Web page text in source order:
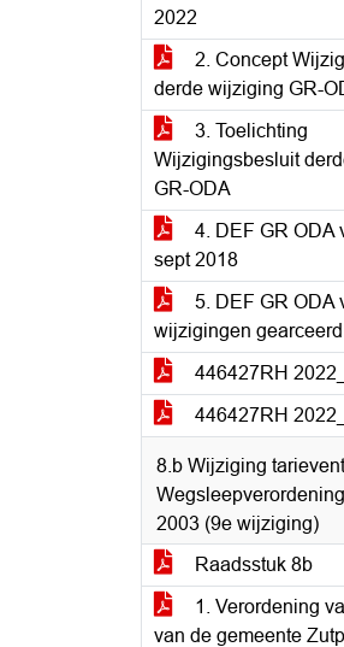
2022
2. Concept
derde wijziging GR-
3. Toelichting
Wijzigingsbesluit
GR-ODA
4. DEF GR ODA
sept 2018
5. DEF GR ODA
wijzigingen gearceerd
446427RH
446427RH
8.b Wijziging
2003 (9e wijziging)
Raadsstuk 8b
1. Verordening
van de gemeente